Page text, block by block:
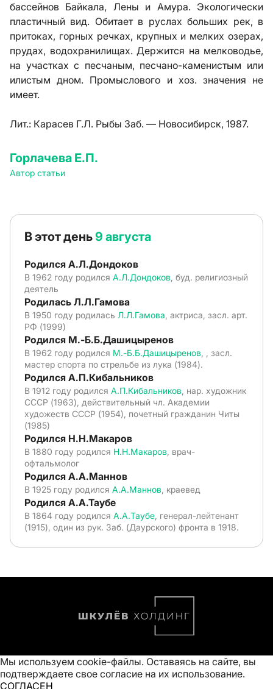
бассейнов Байкала, Лены и Амура. Экологически
пластичный вид. Обитает в руслах больших рек, в
притоках, горных речках, крупных и мелких озерах,
прудах, водохранилищах. Держится на мелководье,
на участках с песчаным, песчано-каменистым или
илистым дном. Промыслового и хоз. значения не
имеет.
Лит.: Карасев Г.Л. Рыбы Заб. — Новосибирск, 1987.
Горлачева Е.П.
Автор статьи
В этот день9 августа
Родился А.Л.Дондоков
В 1962 году родился А.Л.Дондоков , буд. религиозный
деятель
Родилась Л.Л.Гамова
В 1950 году родилась Л.Л.Гамова , актриса, засл. арт.
РФ (1999)
Родился М.-Б.Б.Дашицыренов
В 1962 году родился М.-Б.Б.Дашицыренов , , засл.
мастер спорта по стрельбе из лука (1984).
Родился А.П.Кибальников
В 1912 году родился А.П.Кибальников , нар. художник
СССР (1963), действительный чл. Академии
художеств СССР (1954), почетный гражданин Читы
(1985)
Родился Н.Н.Макаров
В 1880 году родился Н.Н.Макаров , врач-
офтальмолог
Родился А.А.Маннов
В 1925 году родился А.А.Маннов , краевед
Родился А.А.Таубе
В 1864 году родился А.А.Таубе , генерал-лейтенант
(1915), один из рук. Заб. (Даурского) фронта в 1918.
Мы используем cookie-файлы. Оставаясь на сайте, вы
подтверждаете свое согласие на их использование.
СОГЛАСЕН